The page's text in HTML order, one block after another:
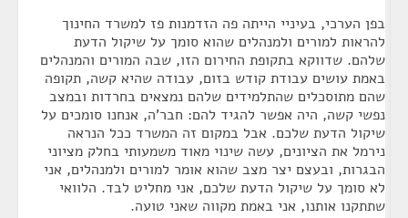
בפן הערכי, בעיניי הייתה פה הזדמנות פז למשרד החינוך
להראות למורים ולמנהלים שהוא סומך על שיקול הדעת
שלהם. שדווקא בתקופת החירום הזו, שבה המורים והמנהלים
באמת עושים עבודת קודש בזום, עבודה שהיא קשה, תקופה
שהם מתוסכלים שהתלמידים שלהם נמצאים בחרדות ובמצב
נפשי קשה, היה אפשר להגיד להם: חבר'ה, אנחנו סומכים על
שיקול הדעת שלכם. אבל במקום זה המשרד ככל הנראה
נירמל את הציונים, עשה שינוי מאוד משמעותי בחלק מציוני
הבגרות, ובעצם יצר מצב שהוא אומר למורים ולמנהלים, אני
לא סומך על שיקול הדעת שלכם, אני מחליט לבד. הלוואי
שתתקנו אותנו, אני באמת מקווה שאני טועה.